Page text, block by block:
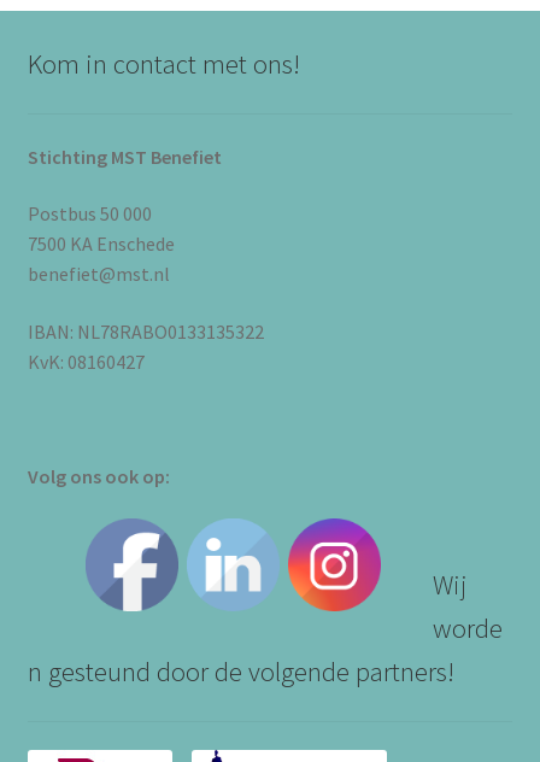
Kom in contact met ons!
Stichting MST Benefiet
Postbus 50 000
7500 KA Enschede
benefiet@mst.nl
IBAN: NL78RABO0133135322
KvK: 08160427
Volg ons ook op:
Wij
worde
n gesteund door de volgende partners!